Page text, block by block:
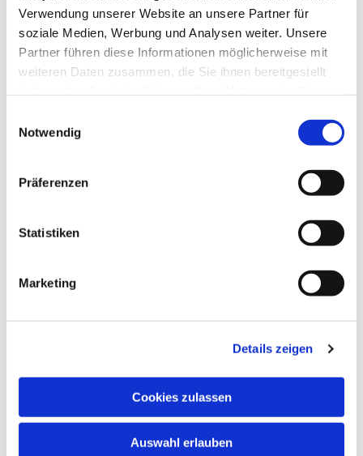
Verwendung unserer Website an unsere Partner für
soziale Medien, Werbung und Analysen weiter. Unsere
Partner führen diese Informationen möglicherweise mit
weiteren Daten zusammen, die Sie ihnen bereitgestellt
Notwendig
Präferenzen
Statistiken
Marketing
Details zeigen
Cookies zulassen
Auswahl erlauben